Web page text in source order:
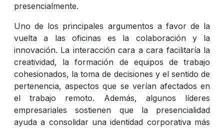
presencialmente.
Uno de los principales argumentos a favor de la
vuelta a las oficinas es la colaboración y la
innovación. La interacción cara a cara facilitaría la
creatividad, la formación de equipos de trabajo
cohesionados, la toma de decisiones y el sentido de
pertenencia, aspectos que se verían afectados en
el trabajo remoto. Además, algunos líderes
empresariales sostienen que la presencialidad
ayuda a consolidar una identidad corporativa más